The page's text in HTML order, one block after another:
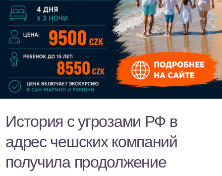
История с угрозами РФ в
адрес чешских компаний
получила продолжение